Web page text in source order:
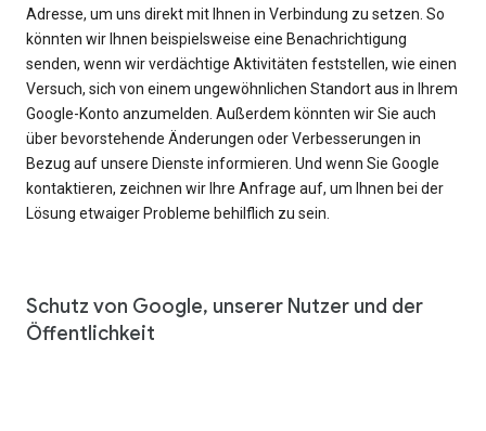
Adresse, um uns direkt mit Ihnen in Verbindung zu setzen. So
könnten wir Ihnen beispielsweise eine Benachrichtigung
senden, wenn wir verdächtige Aktivitäten feststellen, wie einen
Versuch, sich von einem ungewöhnlichen Standort aus in Ihrem
Google-Konto anzumelden. Außerdem könnten wir Sie auch
über bevorstehende Änderungen oder Verbesserungen in
Bezug auf unsere Dienste informieren. Und wenn Sie Google
kontaktieren, zeichnen wir Ihre Anfrage auf, um Ihnen bei der
Lösung etwaiger Probleme behilflich zu sein.
Schutz von Google, unserer Nutzer und der
Öffentlichkeit